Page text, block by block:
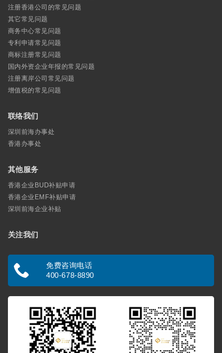
注册香港公司的常见问题
其它常见问题
商务中心常见问题
专利申请常见问题
商标注册常见问题
国内外资企业年报的常见问题
注册离岸公司常见问题
增值税的常见问题
联络我们
深圳前海办事处
香港办事处
其他服务
香港企业BUD补贴申请
香港企业EMF补贴申请
深圳前海企业补贴
关注我们
免费咨询电话
400-678-8890